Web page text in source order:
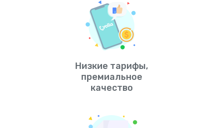
Низкие тарифы,
премиальное
качество